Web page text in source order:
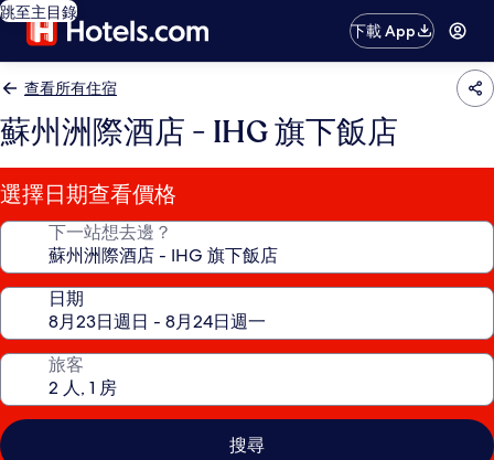
跳至主目錄
下載 App
查看所有住宿
蘇州洲際酒店 - IHG 旗下飯店
選擇日期查看價格
下一站想去邊？
日期
旅客
搜尋